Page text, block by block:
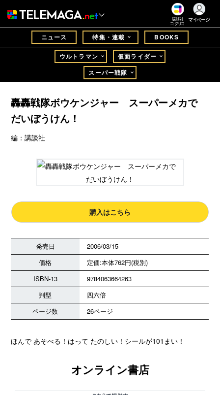
講談社
コクリコ
マイページ
ニュース 特集・連載 BOOKS
ウルトラマン
仮面ライダー
スーパー戦隊
轟轟戦隊ボウケンジャー スーパーメカで
だいぼうけん！
編：講談社
購入はこちら
発売日
2006/03/15
価格
定価:本体762円(税別)
ISBN-13
9784063664263
判型
四六倍
ページ数
26ページ
ほんで あそべる！はって たのしい！シールが101まい！
オンライン書店